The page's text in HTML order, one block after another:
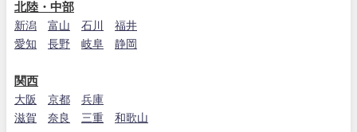
北陸・中部
新潟 富山 石川
福井
愛知
長野 岐阜 静岡
関西
大阪 京都
兵庫
滋賀
奈良 三重 和歌山